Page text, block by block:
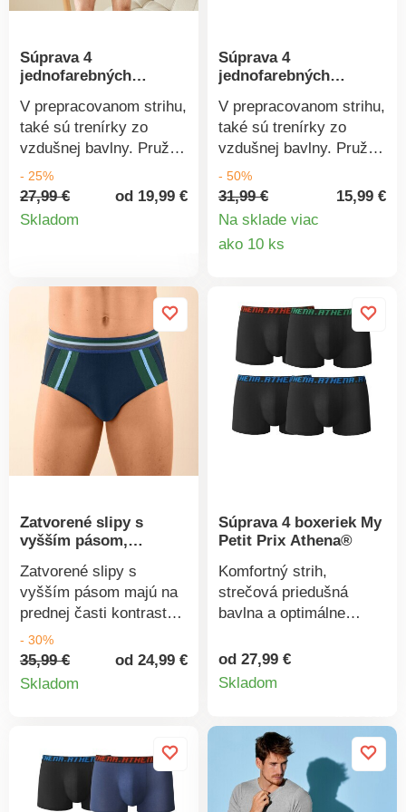
Súprava 4
jednofarebných
V prepracovanom strihu,
také sú trenírky zo
vzdušnej bavlny. Pružný
potiahnutý pas.
Rázporok na 1 gombík.
Zakončenie dvojitým
- 25%
27,99 €
od 19,99 €
Skladom
Detail
Súprava 4
jednofarebných
V prepracovanom strihu,
také sú trenírky zo
vzdušnej bavlny. Pružný
potiahnutý pas.
Rázporok na 1 gombík.
Zakončenie dvojitým
práčke.
- 50%
31,99 €
15,99 €
Na sklade viac
ako 10 ks
Zatvorené slipy s
vyšším pásom,
Zatvorené slipy s
vyšším pásom majú na
prednej časti kontrastné
prúžky. Široký elastický
pás. Podšitý predný diel
a rozkrok pre väčšie
1216 / 3 IFTH). Táto
známka označuje
textilné výrobky, ktoré
- 30%
35,99 €
od 24,99 €
Skladom
Súprava 4 boxeriek My
Petit Prix Athena®
Komfortný strih,
strečová priedušná
bavlna a optimálne
boxeriek My Petit Prix
Athena®. Pohodlný
Podšitý predný diel.
Súprava 4 ks. Standard
100 by Oeko-Tex (n° CQ
1216/3 IFTH). Táto
od 27,99 €
Skladom